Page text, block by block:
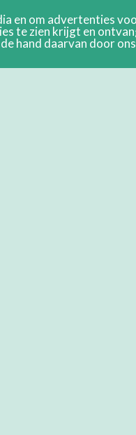
en om advertenties
te zien krijgt en
hand daarvan door